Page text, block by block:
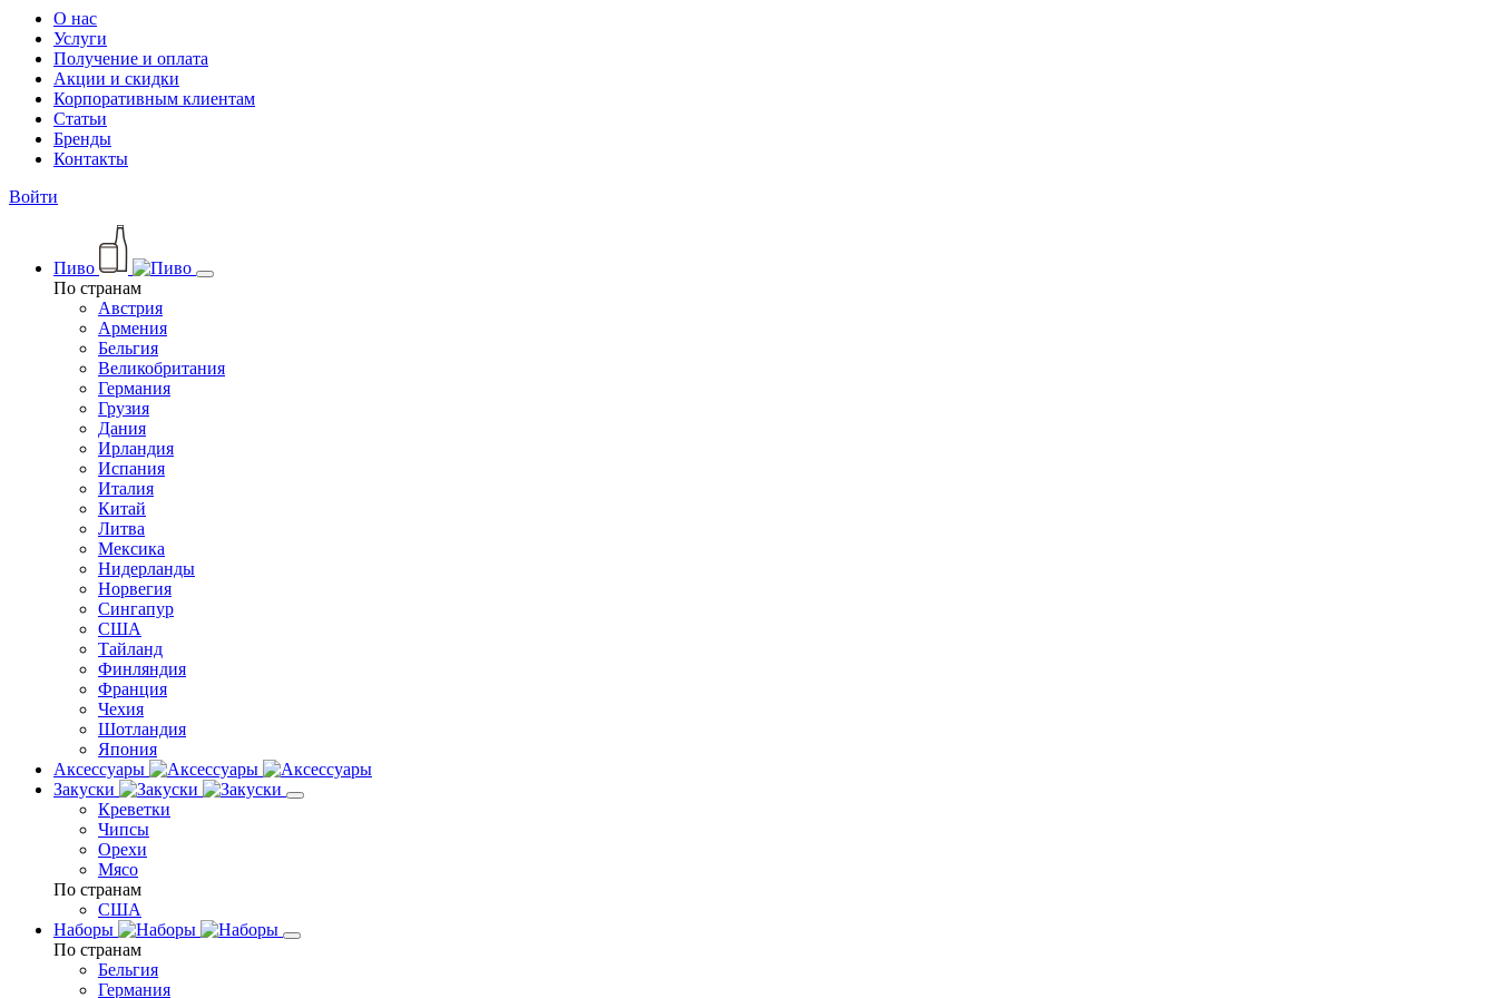
О нас
Услуги
Получение и оплата
Акции и скидки
Корпоративным клиентам
Статьи
Бренды
Контакты
Войти
Пиво
По странам
Австрия
Армения
Бельгия
Великобритания
Германия
Грузия
Дания
Ирландия
Испания
Италия
Китай
Литва
Мексика
Нидерланды
Норвегия
Сингапур
США
Тайланд
Финляндия
Франция
Чехия
Шотландия
Япония
Аксессуары
Закуски
Креветки
Чипсы
Орехи
Мясо
По странам
США
Наборы
По странам
Бельгия
Германия